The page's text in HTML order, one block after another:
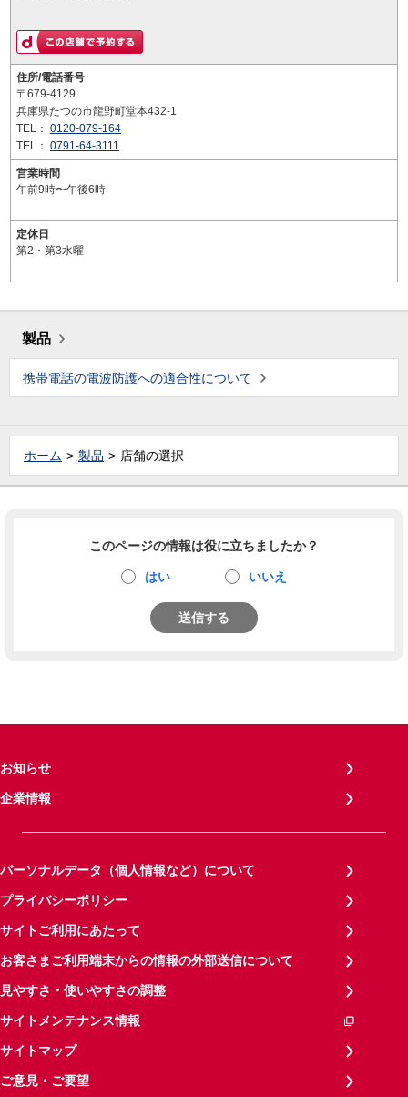
住所/電話番号
〒679-4129
兵庫県たつの市龍野町堂本432-1
TEL： 0120-079-164
TEL： 0791-64-3111
営業時間
午前9時〜午後6時
定休日
第2・第3水曜
製品
携帯電話の電波防護への適合性について
ホーム 製品 店舗の選択
このページの情報は役に立ちましたか？
はい いいえ
送信する
お知らせ
企業情報
パーソナルデータ（個人情報など）について
プライバシーポリシー
サイトご利用にあたって
お客さまご利用端末からの情報の外部送信について
見やすさ・使いやすさの調整
サイトメンテナンス情報
サイトマップ
ご意見・ご要望